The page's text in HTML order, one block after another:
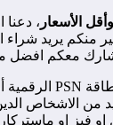
الأسعار ، دعنا
منكم يريد
نشارك معكم
من الاشخاص